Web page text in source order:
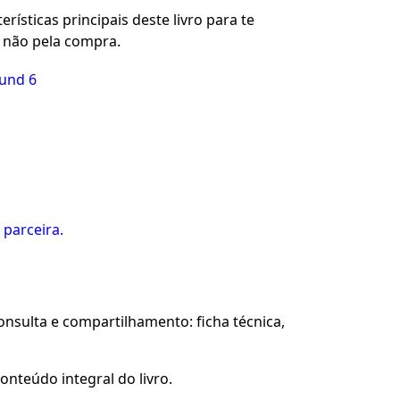
principais deste livro para te
pela compra.
6
e compartilhamento: ficha técnica,
integral do livro.